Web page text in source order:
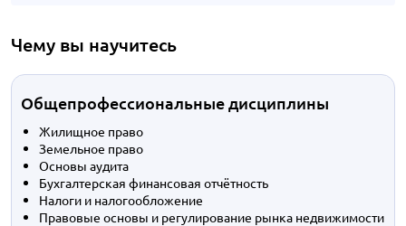
Чему вы научитесь
Общепрофессиональные дисциплины
Жилищное право
Земельное право
Основы аудита
Бухгалтерская финансовая отчётность
Налоги и налогообложение
Правовые основы и регулирование рынка недвижимости